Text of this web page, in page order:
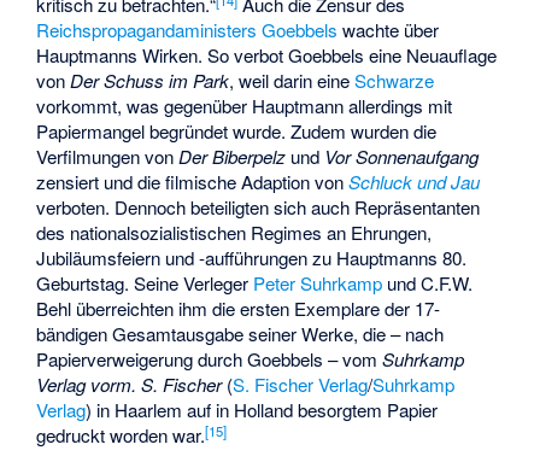
Reichspropagandaministers Goebbels wachte über
Hauptmanns Wirken. So verbot Goebbels eine Neuauflage
vonDer Schuss im Park, weil darin eineSchwarze
vorkommt, was gegenüber Hauptmann allerdings mit
Papiermangel begründet wurde. Zudem wurden die
Verfilmungen vonDer Biberpelz und Vor Sonnenaufgang
zensiert und die filmische Adaption vonSchluck und Jau
verboten. Dennoch beteiligten sich auch Repräsentanten
des nationalsozialistischen Regimes an Ehrungen,
Jubiläumsfeiern und -aufführungen zu Hauptmanns 80.
Geburtstag. Seine Verleger Peter Suhrkamp undC.F.W.
Behl überreichten ihm die ersten Exemplare der 17-
bändigen Gesamtausgabe seiner Werke, die – nach
Papierverweigerung durch Goebbels – vomSuhrkamp
Verlag vorm. S. Fischer(S. Fischer Verlag/Suhrkamp
Verlag) in Haarlem auf in Holland besorgtem Papier
gedruckt worden war.[15]